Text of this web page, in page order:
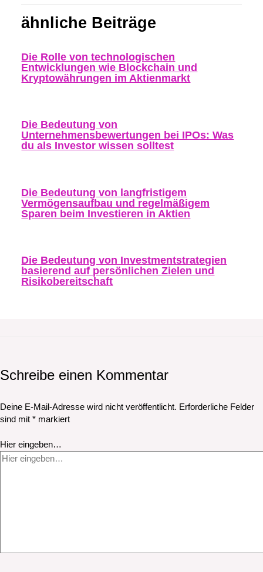
ähnliche Beiträge
Die Rolle von technologischen
Entwicklungen wie Blockchain und
Kryptowährungen im Aktienmarkt
Die Bedeutung von
Unternehmensbewertungen bei IPOs: Was
du als Investor wissen solltest
Die Bedeutung von langfristigem
Vermögensaufbau und regelmäßigem
Sparen beim Investieren in Aktien
Die Bedeutung von Investmentstrategien
basierend auf persönlichen Zielen und
Risikobereitschaft
Schreibe einen Kommentar
Deine E-Mail-Adresse wird nicht veröffentlicht. Erforderliche Felder
sind mit * markiert
Hier eingeben…